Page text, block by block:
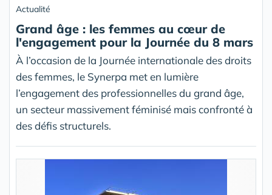
Actualité
Grand âge : les femmes au cœur de
l'engagement pour la Journée du 8 mars
À l’occasion de la Journée internationale des droits
des femmes, le Synerpa met en lumière
l’engagement des professionnelles du grand âge,
un secteur massivement féminisé mais confronté à
des défis structurels.